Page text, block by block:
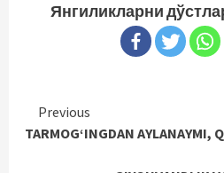
Янгиликларни
Continue
Reading
Previous
TARMOG‘INGDAN AYLANAYMI,